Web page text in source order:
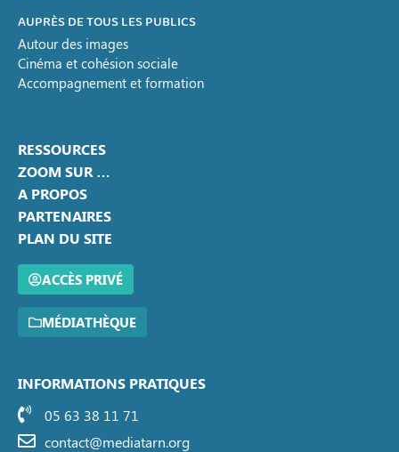
AUPRÈS DE TOUS LES PUBLICS
Autour des images
Cinéma et cohésion sociale
Accompagnement et formation
RESSOURCES
ZOOM SUR …
A PROPOS
PARTENAIRES
PLAN DU SITE
ACCÈS PRIVÉ
MÉDIATHÈQUE
INFORMATIONS PRATIQUES
05 63 38 11 71
contact@mediatarn.org